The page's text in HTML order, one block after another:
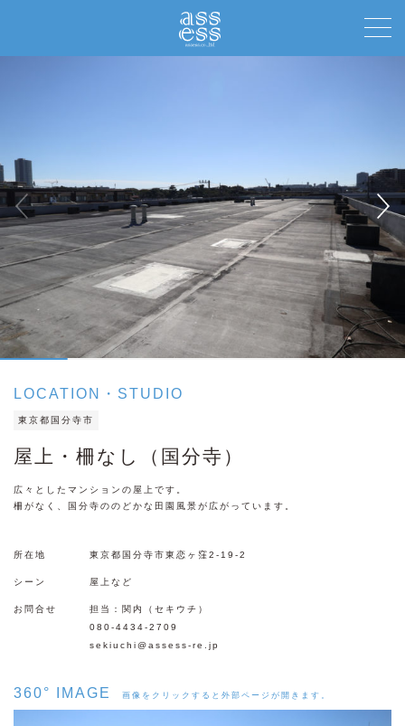
LOCATION・STUDIO
東京都国分寺市
屋上・柵なし（国分寺）
広々としたマンションの屋上です。
柵がなく、国分寺ののどかな田園風景が広がっています。
所在地 東京都国分寺市東恋ヶ窪2-19-2
シーン 屋上など
お問合せ
担当：関内（セキウチ）
080-4434-2709
sekiuchi@assess-re.jp
360° IMAGE 画像をクリックすると外部ページが開きます。